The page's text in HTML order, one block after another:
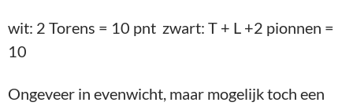
wit: 2 Torens = 10 pnt zwart: T + L +2 pionnen =
10
Ongeveer in evenwicht, maar mogelijk toch een